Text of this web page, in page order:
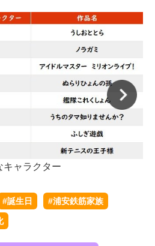
キャラクター
#誕生日 #浦安鉄筋家族